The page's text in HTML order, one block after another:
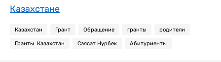
Казахстане
Казахстан Грант Обращение гранты родители
Гранты. Казахстан Саясат Нурбек Абитуриенты